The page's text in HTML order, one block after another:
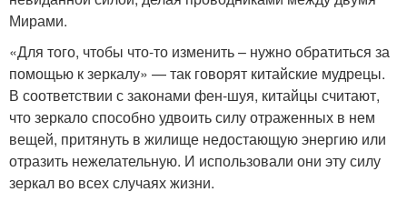
Мирами.
«Для того, чтобы что-то изменить – нужно обратиться за
помощью к зеркалу» — так говорят китайские мудрецы.
В соответствии с законами фен-шуя, китайцы считают,
что зеркало способно удвоить силу отраженных в нем
вещей, притянуть в жилище недостающую энергию или
отразить нежелательную. И использовали они эту силу
зеркал во всех случаях жизни.